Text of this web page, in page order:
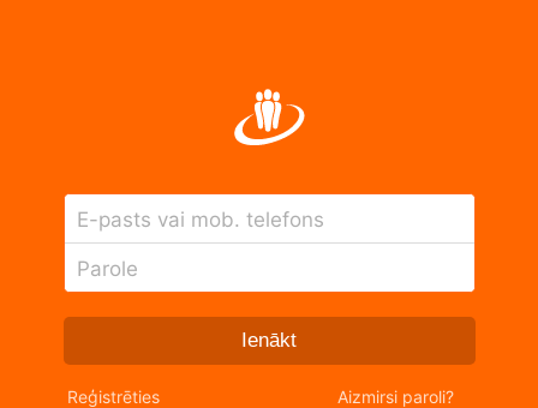
E-pasts vai mob. telefons
Parole
Ienākt
Reģistrēties Aizmirsi paroli?